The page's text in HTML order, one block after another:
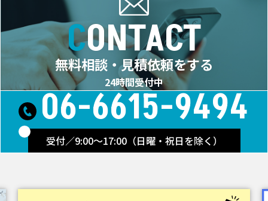
CONTACT
無料相談・見積依頼をする
24時間受付中
06-6615-9494
受付／9:00～17:00（日曜・祝日を除く）